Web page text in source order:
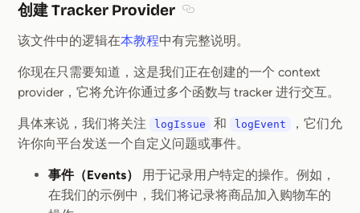
创建 Tracker Provider
该文件中的逻辑在本教程中有完整说明。
你现在只需要知道，这是我们正在创建的一个 context
provider，它将允许你通过多个函数与 tracker 进行交互。
具体来说，我们将关注 logIssue 和 logEvent
，它们允
许你向平台发送一个自定义问题或事件。
事件（Events）
用于记录用户特定的操作。例如，
在我们的示例中，我们将记录将商品加入购物车的